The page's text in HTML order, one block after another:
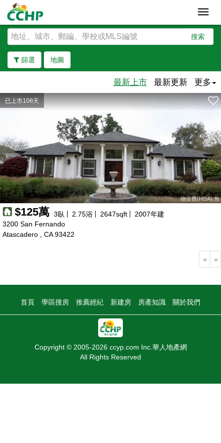
搜索
篩選 地圖
去除邊界
最新上市 最新更新 更多
已上市108天
物业费(HOA):無
$125萬 3臥 2.75浴 2647sqft 2007年建
3200 San Fernando
Atascadero , CA 93422
« »
首頁 學區搜房 推薦經紀 新建房 房產知識 關於我們
Copyright © 2005-2026 ccyp.com Inc.華人地產網
All Rights Reserved